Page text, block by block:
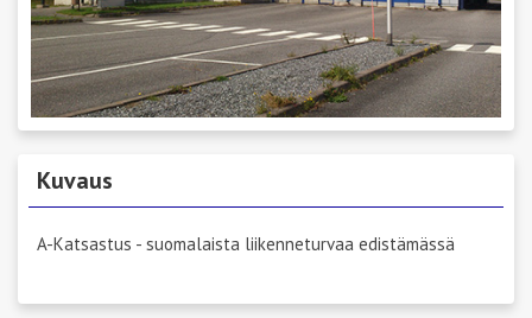
Kuvaus
A-Katsastus - suomalaista liikenneturvaa edistämässä